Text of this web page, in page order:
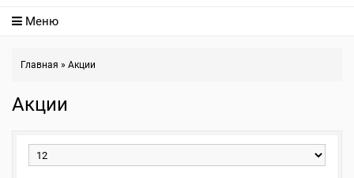
Меню
Главная » Акции
Акции